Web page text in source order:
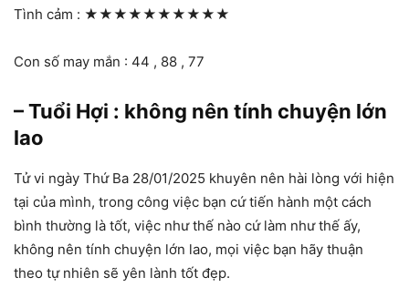
Tình cảm : ★★★★★★★★★★
Con số may mắn : 44 , 88 , 77
– Tuổi Hợi : không nên tính chuyện lớn
lao
Tử vi ngày Thứ Ba 28/01/2025 khuyên nên hài lòng với hiện
tại của mình, trong công việc bạn cứ tiến hành một cách
bình thường là tốt, việc như thế nào cứ làm như thế ấy,
không nên tính chuyện lớn lao, mọi việc bạn hãy thuận
theo tự nhiên sẽ yên lành tốt đẹp.